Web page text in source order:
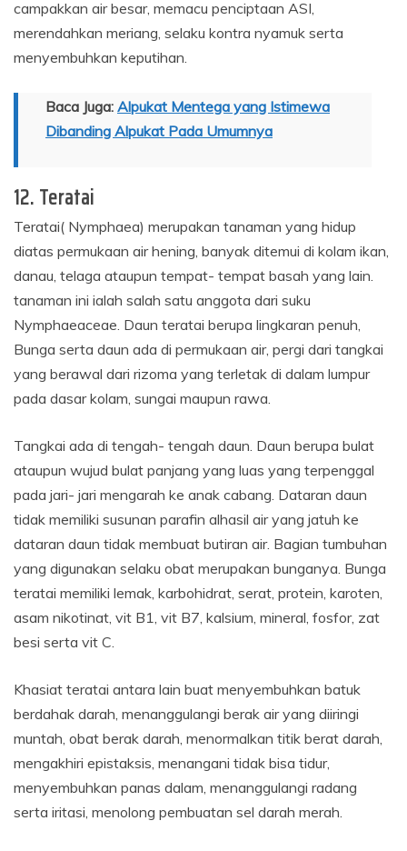
campakkan air besar, memacu penciptaan ASI,
merendahkan meriang, selaku kontra nyamuk serta
menyembuhkan keputihan.
Baca Juga: Alpukat Mentega yang Istimewa
Dibanding Alpukat Pada Umumnya
12. Teratai
Teratai( Nymphaea) merupakan tanaman yang hidup
diatas permukaan air hening, banyak ditemui di kolam ikan,
danau, telaga ataupun tempat- tempat basah yang lain.
tanaman ini ialah salah satu anggota dari suku
Nymphaeaceae. Daun teratai berupa lingkaran penuh,
Bunga serta daun ada di permukaan air, pergi dari tangkai
yang berawal dari rizoma yang terletak di dalam lumpur
pada dasar kolam, sungai maupun rawa.
Tangkai ada di tengah- tengah daun. Daun berupa bulat
ataupun wujud bulat panjang yang luas yang terpenggal
pada jari- jari mengarah ke anak cabang. Dataran daun
tidak memiliki susunan parafin alhasil air yang jatuh ke
dataran daun tidak membuat butiran air. Bagian tumbuhan
yang digunakan selaku obat merupakan bunganya. Bunga
teratai memiliki lemak, karbohidrat, serat, protein, karoten,
asam nikotinat, vit B1, vit B7, kalsium, mineral, fosfor, zat
besi serta vit C.
Khasiat teratai antara lain buat menyembuhkan batuk
berdahak darah, menanggulangi berak air yang diiringi
muntah, obat berak darah, menormalkan titik berat darah,
mengakhiri epistaksis, menangani tidak bisa tidur,
menyembuhkan panas dalam, menanggulangi radang
serta iritasi, menolong pembuatan sel darah merah.